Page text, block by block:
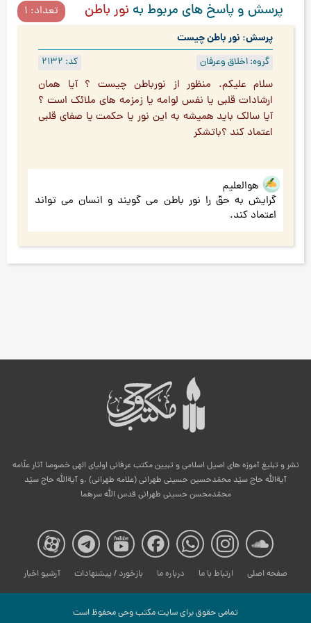
پرسش و پاسخ های مربوط به نور باطن تعداد: 1
پرسش: نور باطن چیست
کد: 2132 گروه: اخلاق وعرفان
سلام عليكم. منظور از نورباطن چيست ؟ آيا همان
ارشادات قلبي يا نفس لوامه يا زمزمه هاي ملائك است ؟
آيا سالك بايد هميشه به اين نور يا حكمت يا صفاي قلبي
اعتماد كند ؟باتشكر
هوالعلیم
گرایش به حقّ را نور باطن می گویند و انسان می تواند
اعتماد کند.
نشر و تبلیغ آموزه های اصیل اسلامی و تبیین مکتب عرفانی اولیای الهی خصوصا آثار علّامه
آیةالله حاج سیّد محمّدحسین حسینی طهرانی (علامه طهرانی) .و آیةالله حاج سیّد
محمّدمحسن حسینی طهرانی قدس الله سرهما
صفحه
مکتب
صفحه
مکتب
صفحه
مکتب
صفحه
مکتب
صفحه
مکتب
صفحه اصلی ارتباط با ما درباره ما بازخورد / پیشنهادات آرشیو اخبار
تمامی حقوق برای سایت مكتب وحی محفوظ است